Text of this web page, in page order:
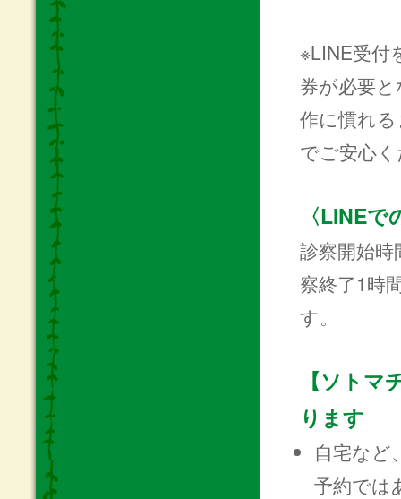
※LINE受付
券が必要
作に慣れ
でご安心
〈LINE
診察開始
察終了1時
す。
【ソト
ります
自宅など
予約では